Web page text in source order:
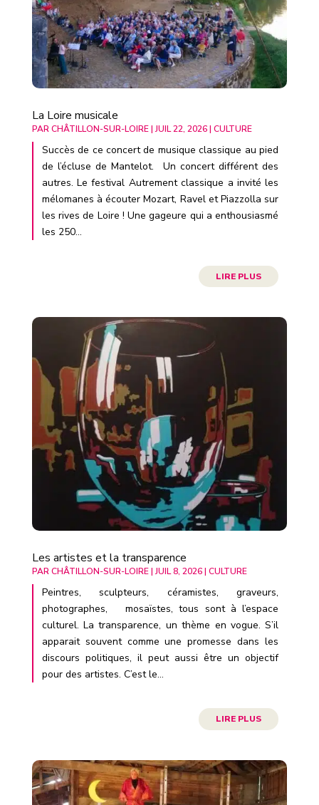
La Loire musicale
PARCHÂTILLON-SUR-LOIRE|JUIL 22, 2026| CULTURE
Succès de ce concert de musique classique au pied
de l’écluse de Mantelot. Un concert différent des
autres. Le festival Autrement classique a invité les
mélomanes à écouter Mozart, Ravel et Piazzolla sur
les rives de Loire ! Une gageure qui a enthousiasmé
les 250...
LIRE PLUS
Les artistes et la transparence
PARCHÂTILLON-SUR-LOIRE|JUIL 8, 2026| CULTURE
Peintres, sculpteurs, céramistes, graveurs,
photographes, mosaïstes, tous sont à l’espace
culturel. La transparence, un thème en vogue. S’il
apparait souvent comme une promesse dans les
discours politiques, il peut aussi être un objectif
pour des artistes. C’est le...
LIRE PLUS